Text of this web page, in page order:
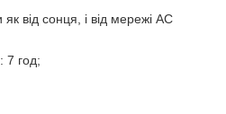
від сонця, і від мережі AC
7 год;